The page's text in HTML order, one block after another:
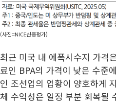
(사진=NICE신용평가)
최근 미국 내 에폭시수지 가격
료인 BPA의 가격이 낮은 수준
인 조선업의 업황이 양호하게
체 수익성은 일정 부분 회복될